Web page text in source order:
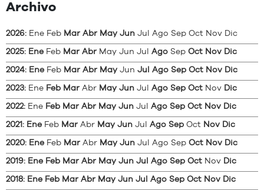
Archivo
2026: Ene Feb Mar Abr May Jun Jul Ago Sep Oct Nov Dic
2025: Ene Feb Mar Abr May Jun Jul Ago Sep Oct Nov Dic
2024: Ene Feb Mar Abr May Jun Jul Ago Sep Oct Nov Dic
2023: Ene Feb Mar Abr May Jun Jul Ago Sep Oct Nov Dic
2022: Ene Feb Mar Abr May Jun Jul Ago Sep Oct Nov Dic
2021: Ene Feb Mar Abr May Jun Jul Ago Sep Oct Nov Dic
2020: Ene Feb Mar Abr May Jun Jul Ago Sep Oct Nov Dic
2019: Ene Feb Mar Abr May Jun Jul Ago Sep Oct Nov Dic
2018: Ene Feb Mar Abr May Jun Jul Ago Sep Oct Nov Dic